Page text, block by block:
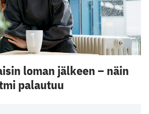
loman jälkeen – näin
palautuu